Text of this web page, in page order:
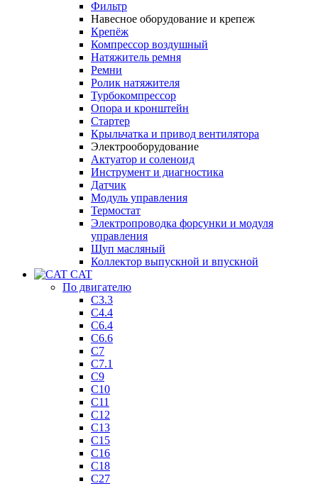
Фильтр
Навесное оборудование и крепеж
Крепёж
Компрессор воздушный
Натяжитель ремня
Ремни
Ролик натяжителя
Турбокомпрессор
Опора и кронштейн
Стартер
Крыльчатка и привод вентилятора
Электрооборудование
Актуатор и соленоид
Инструмент и диагностика
Датчик
Модуль управления
Термостат
Электропроводка форсунки и модуля
управления
Щуп масляный
Коллектор выпускной и впускной
CAT
По двигателю
C3.3
C4.4
C6.4
C6.6
C7
C7.1
C9
C10
C11
C12
C13
C15
C16
C18
C27